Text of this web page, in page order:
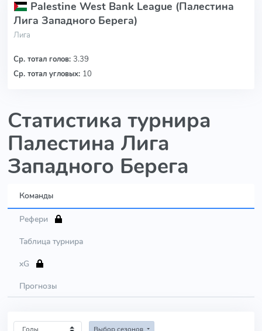
Palestine West Bank League (Палестина
Лига Западного Берега)
Лига
Ср. тотал голов: 3.39
Ср. тотал угловых: 10
Статистика турнира
Палестина Лига
Западного Берега
Команды
Рефери
Таблица турнира
xG
Прогнозы
Выбор сезонов